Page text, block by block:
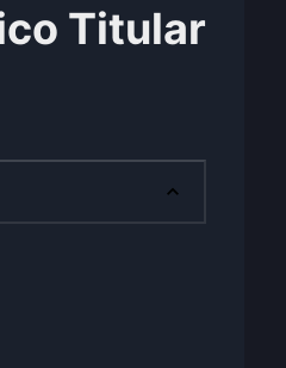
Titular